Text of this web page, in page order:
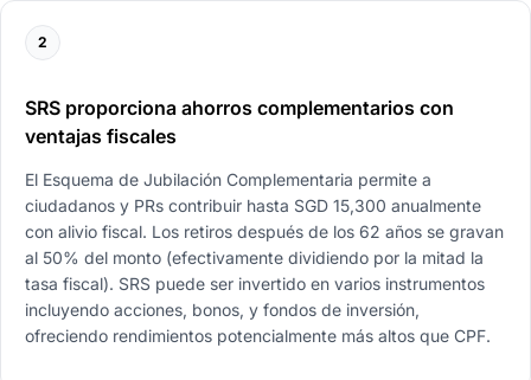
2
SRS proporciona ahorros complementarios con
ventajas fiscales
El Esquema de Jubilación Complementaria permite a
ciudadanos y PRs contribuir hasta SGD 15,300 anualmente
con alivio fiscal. Los retiros después de los 62 años se gravan
al 50% del monto (efectivamente dividiendo por la mitad la
tasa fiscal). SRS puede ser invertido en varios instrumentos
incluyendo acciones, bonos, y fondos de inversión,
ofreciendo rendimientos potencialmente más altos que CPF.